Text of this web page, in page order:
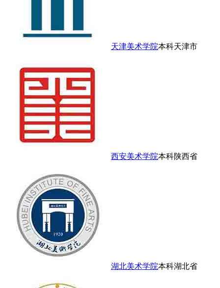
天津美术学院本科天津市
西安美术学院本科陕西省
湖北美术学院本科湖北省